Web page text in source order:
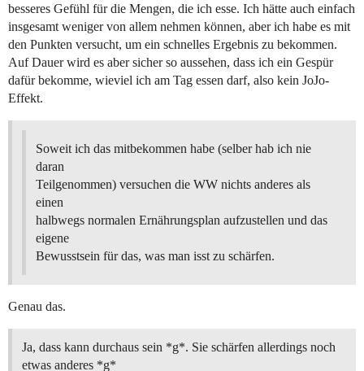
besseres Gefühl für die Mengen, die ich esse. Ich hätte auch einfach
insgesamt weniger von allem nehmen können, aber ich habe es mit
den Punkten versucht, um ein schnelles Ergebnis zu bekommen.
Auf Dauer wird es aber sicher so aussehen, dass ich ein Gespür
dafür bekomme, wieviel ich am Tag essen darf, also kein JoJo-
Effekt.
Soweit ich das mitbekommen habe (selber hab ich nie
daran
Teilgenommen) versuchen die WW nichts anderes als
einen
halbwegs normalen Ernährungsplan aufzustellen und das
eigene
Bewusstsein für das, was man isst zu schärfen.
Genau das.
Ja, dass kann durchaus sein *g*. Sie schärfen allerdings noch
etwas anderes *g*